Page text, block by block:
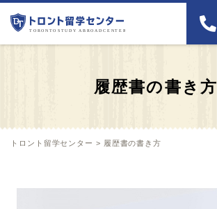
履歴書の書き方
トロント留学センター > 履歴書の書き方